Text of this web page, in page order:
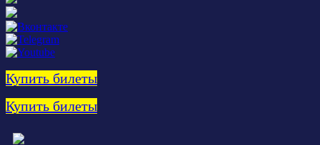
Купить билеты
Купить билеты